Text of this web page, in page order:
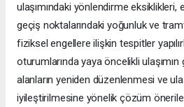
ulaşımındaki yönlendirme eksiklikleri,
geçiş noktalarındaki yoğunluk ve
fiziksel engellere ilişkin tespitler
oturumlarında yaya öncelikli
alanların yeniden düzenlenmesi ve
iyileştirilmesine yönelik çözüm